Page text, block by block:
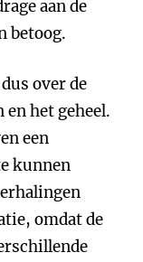
aan de
betoog.
over de
het geheel.
een
kunnen
omdat de